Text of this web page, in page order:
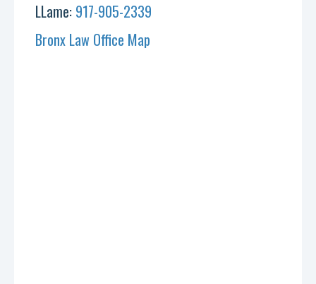
LLame: 917-905-2339
Bronx Law Office Map